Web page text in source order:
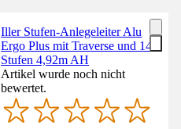
Iller Stufen-Anlegeleiter Alu
Ergo Plus mit Traverse und 14
Stufen 4,92m AH
Artikel wurde noch nicht
bewertet.